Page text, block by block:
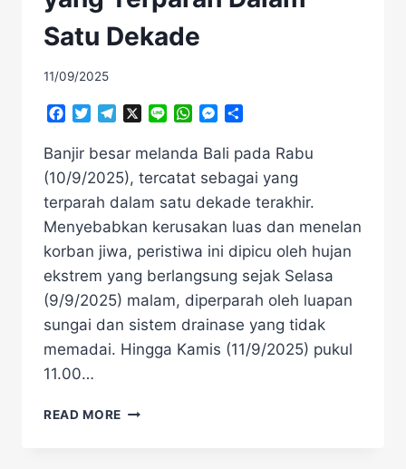
Satu Dekade
11/09/2025
Facebook
TwitterTelegramLine WhatsAppMessenger
Banjir besar melanda Bali pada Rabu
(10/9/2025), tercatat sebagai yang
terparah dalam satu dekade terakhir​. ​
Menyebabkan kerusakan luas dan menelan
korban jiwa​, peristiwa ini dipicu oleh hujan
ekstrem yang berlangsung sejak Selasa
(9/9/2025) malam, diperparah oleh luapan
sungai dan sistem drainase yang tidak
memadai. Hingga Kamis (11/9/2025) pukul
11.00…
READ MORE BANJIR